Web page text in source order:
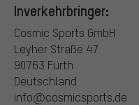
Inverkehrbringer:
Cosmic Sports GmbH
Leyher Straße 47
90763 Fürth
Deutschland
info@cosmicsports.de